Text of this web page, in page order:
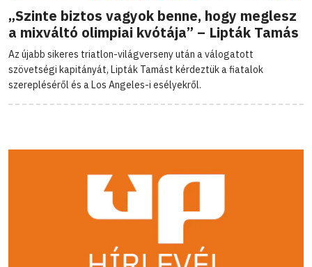
„Szinte biztos vagyok benne, hogy meglesz
a mixváltó olimpiai kvótája” – Lipták Tamás
Az újabb sikeres triatlon-világverseny után a válogatott
szövetségi kapitányát, Lipták Tamást kérdeztük a fiatalok
szerepléséről és a Los Angeles-i esélyekről.